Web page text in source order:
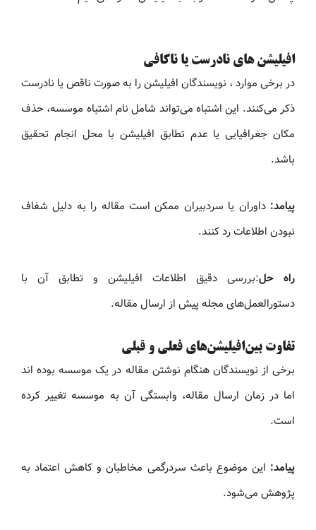
افیلیشن های نادرست یا ناکافی
در برخی موارد ، نویسندگان افیلیشن را به صورت ناقص یا نادرست
ذکر می‌کنند. این اشتباه می‌تواند شامل نام اشتباه موسسه، حذف
مکان جغرافیایی یا عدم تطابق افیلیشن با محل انجام تحقیق
باشد.
پیامد: داوران یا سردبیران ممکن است مقاله را به دلیل شفاف
نبودن اطلاعات رد کنند.
راه حل:بررسی دقیق اطلاعات افیلیشن و تطابق آن با
دستورالعمل‌های مجله پیش از ارسال مقاله.
تفاوت بین‌افیلیشن‌های فعلی و قبلی
برخی از نویسندگان هنگام نوشتن مقاله در یک موسسه بوده اند
اما در زمان ارسال مقاله، وابستگی آن به موسسه تغییر کرده
است.
پیامد: این موضوع باعث سردرگمی مخاطبان و کاهش اعتماد به
پژوهش می‌شود.